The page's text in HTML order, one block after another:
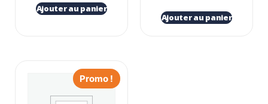
Ajouter au panier
Ajouter au panier
Promo !